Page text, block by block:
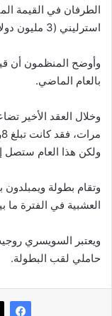
استرليني (3 مليون دولار /5ر2 مليون يورو) لكل فائز.
بالعام الماضي.
وخلال العقد الأخير
ولكن هذا العام ستصل إلى 34 مليون جنيه
وتقام بطولة ويمبلدون
العشبية في الفترة ما بين يومي
ويعتبر السويسري
حاملي لقب البطولة.